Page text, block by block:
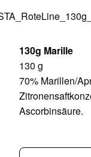
130g Marille
130 g
70% Marillen/
Ascorbinsäure.